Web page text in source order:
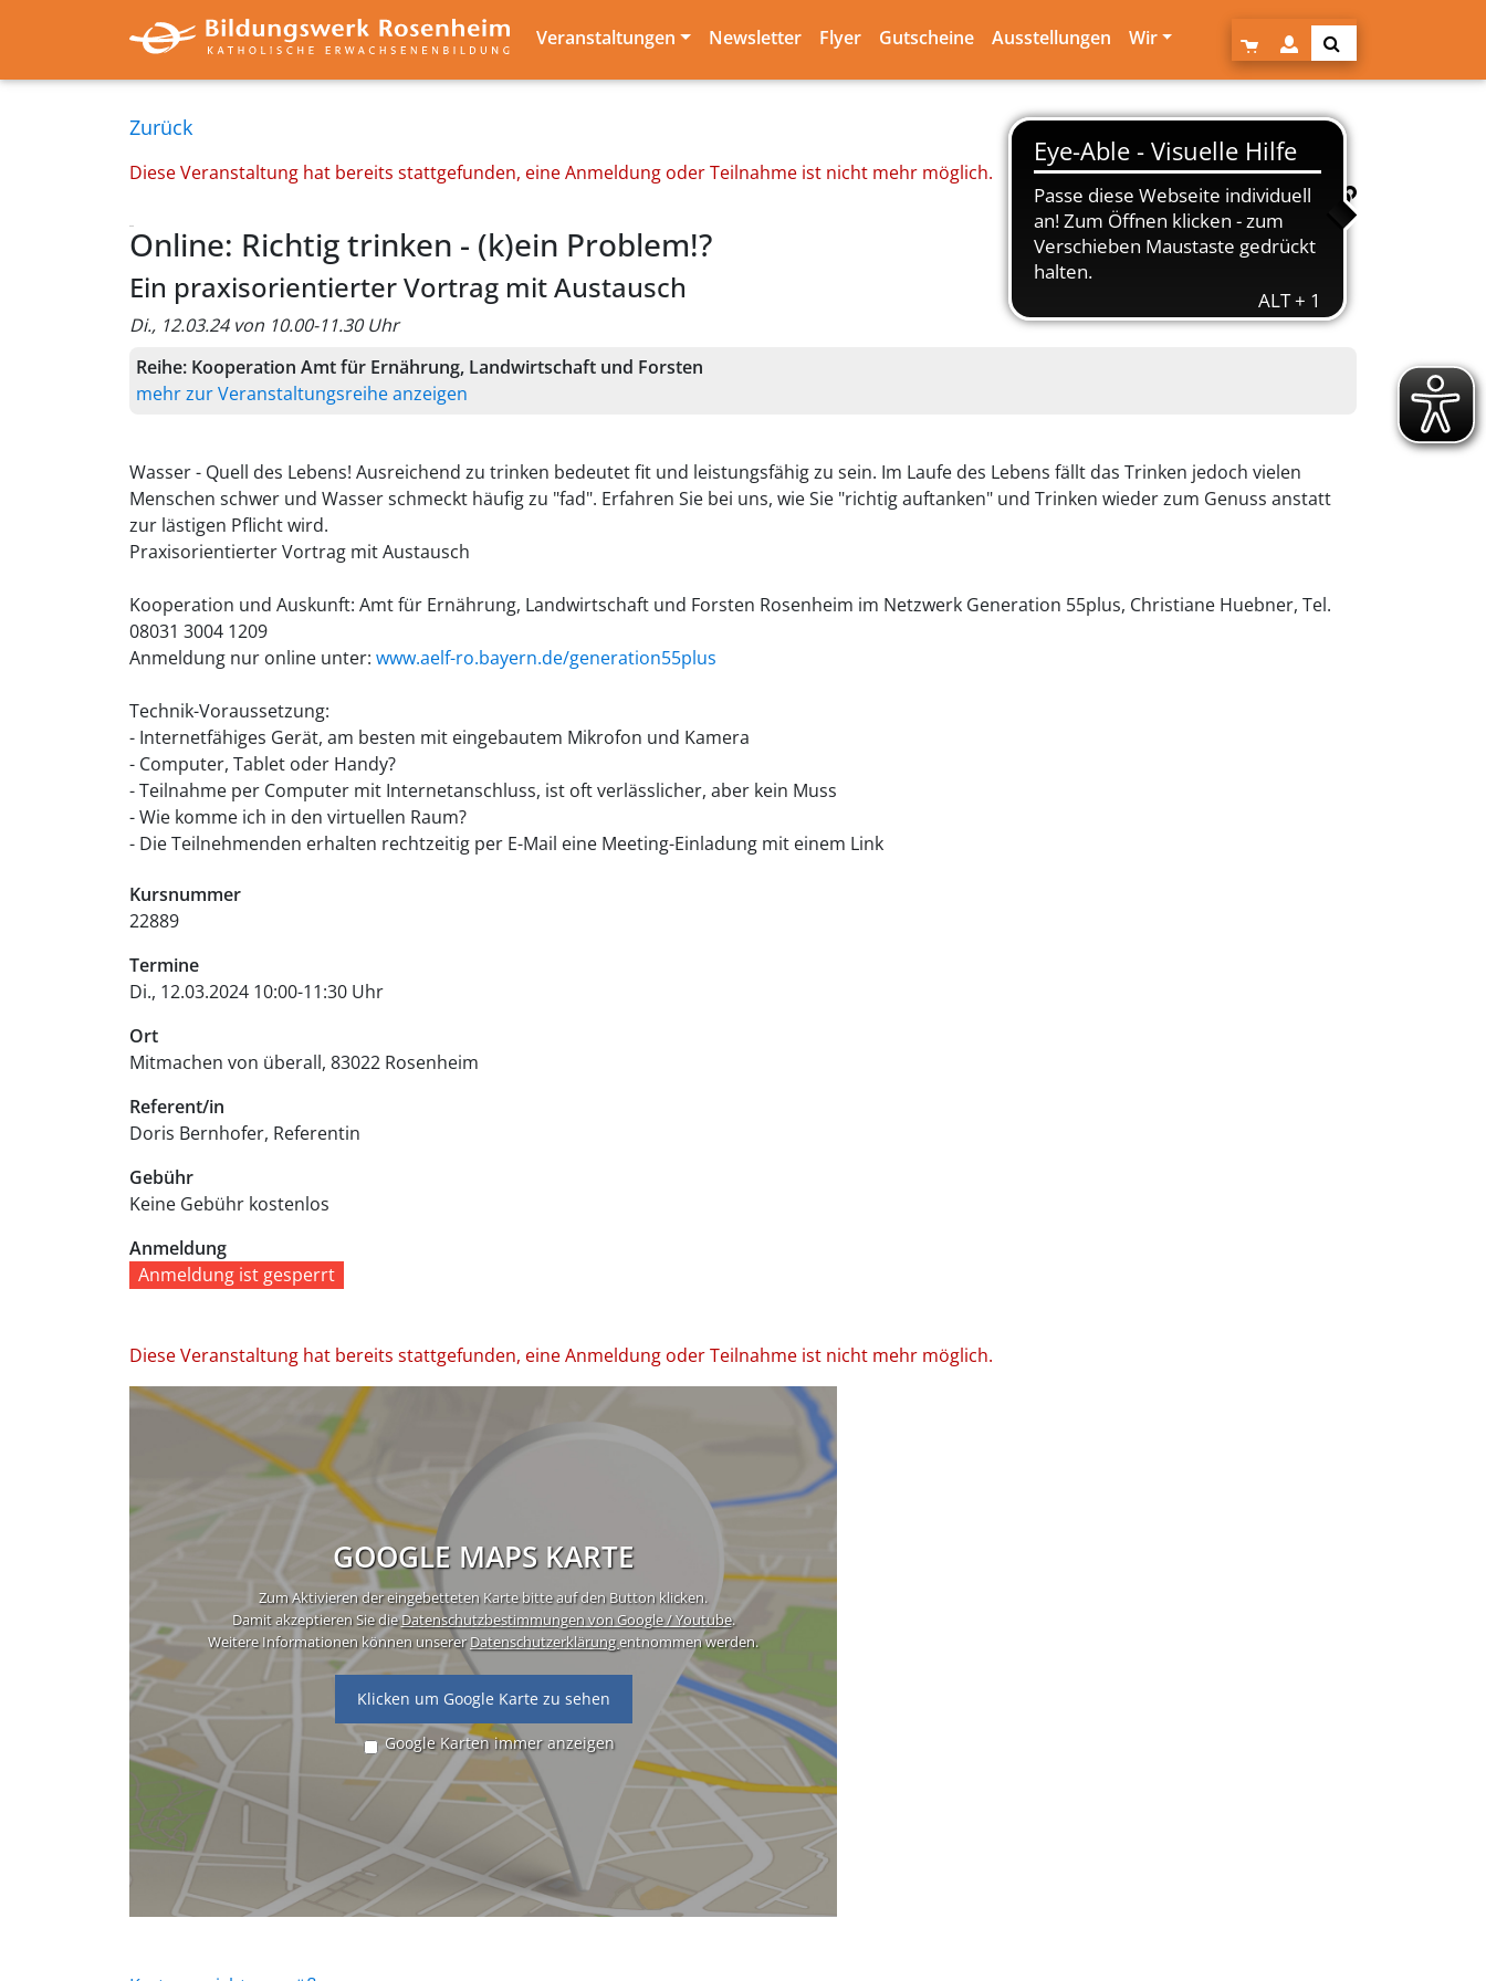
Veranstaltungen Newsletter Flyer Gutscheine Ausstellungen Wir
Zurück
Diese Veranstaltung hat bereits stattgefunden, eine Anmeldung oder Teilnahme ist nicht mehr möglich.
Online: Richtig trinken - (k)ein Problem!?
Ein praxisorientierter Vortrag mit Austausch
Di., 12.03.24 von 10.00-11.30 Uhr
Reihe: Kooperation Amt für Ernährung, Landwirtschaft und Forsten
mehr zur Veranstaltungsreihe anzeigen
Wasser - Quell des Lebens! Ausreichend zu trinken bedeutet fit und leistungsfähig zu sein. Im Laufe des Lebens fällt das Trinken jedoch vielen
Menschen schwer und Wasser schmeckt häufig zu "fad". Erfahren Sie bei uns, wie Sie "richtig auftanken" und Trinken wieder zum Genuss anstatt
zur lästigen Pflicht wird.
Praxisorientierter Vortrag mit Austausch
Kooperation und Auskunft: Amt für Ernährung, Landwirtschaft und Forsten Rosenheim im Netzwerk Generation 55plus, Christiane Huebner, Tel.
08031 3004 1209
Anmeldung nur online unter: www.aelf-ro.bayern.de/generation55plus
Technik-Voraussetzung:
- Internetfähiges Gerät, am besten mit eingebautem Mikrofon und Kamera
- Computer, Tablet oder Handy?
- Teilnahme per Computer mit Internetanschluss, ist oft verlässlicher, aber kein Muss
- Wie komme ich in den virtuellen Raum?
- Die Teilnehmenden erhalten rechtzeitig per E-Mail eine Meeting-Einladung mit einem Link
Kursnummer
22889
Termine
Di., 12.03.2024 10:00-11:30 Uhr
Ort
Mitmachen von überall 83022 Rosenheim
Referent/in
Doris Bernhofer, Referentin
Gebühr
Keine Gebühr kostenlos
Anmeldung
Anmeldung ist gesperrt
Diese Veranstaltung hat bereits stattgefunden, eine Anmeldung oder Teilnahme ist nicht mehr möglich.
GOOGLE MAPS KARTE
Zum Aktivieren der eingebetteten Karte bitte auf den Button klicken.
Damit akzeptieren Sie dieDatenschutzbestimmungen von Google / Youtube.
Weitere Informationen können unsererDatenschutzerklärungentnommen werden.
Klicken um Google Karte zu sehen
Google Karten immer anzeigen